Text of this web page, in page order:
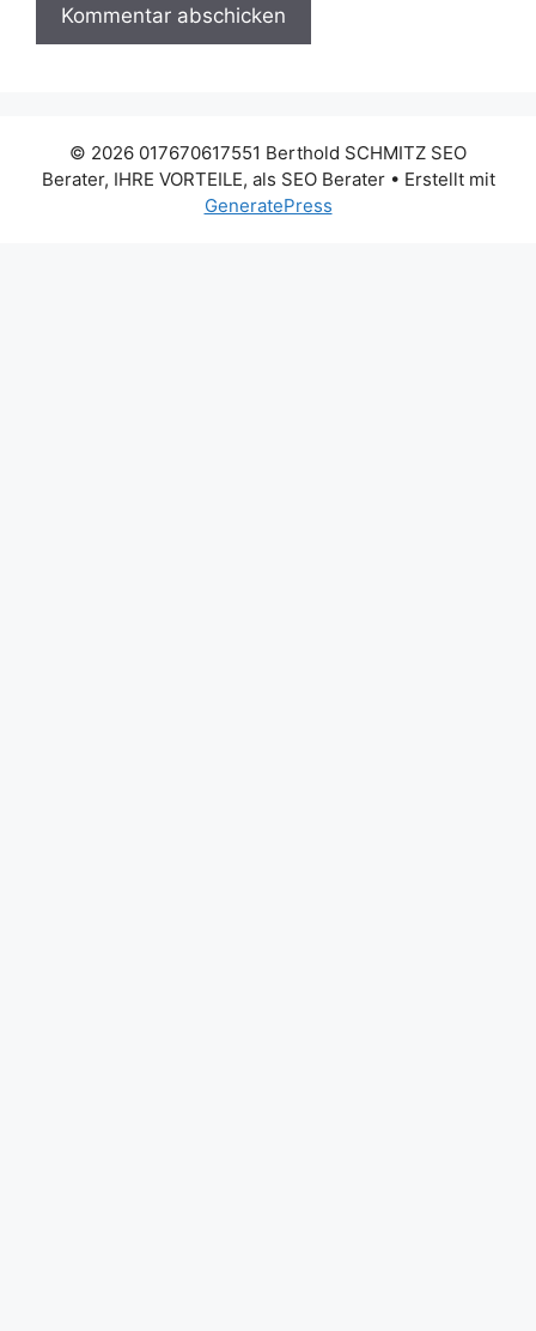
© 2026 017670617551 Berthold SCHMITZ SEO
Berater, IHRE VORTEILE, als SEO Berater• Erstellt mit
GeneratePress